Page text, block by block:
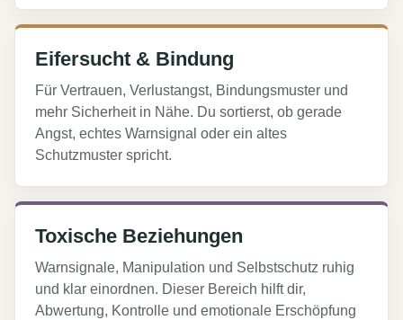
Eifersucht & Bindung
Für Vertrauen, Verlustangst, Bindungsmuster und
mehr Sicherheit in Nähe. Du sortierst, ob gerade
Angst, echtes Warnsignal oder ein altes
Schutzmuster spricht.
Toxische Beziehungen
Warnsignale, Manipulation und Selbstschutz ruhig
und klar einordnen. Dieser Bereich hilft dir,
Abwertung, Kontrolle und emotionale Erschöpfung